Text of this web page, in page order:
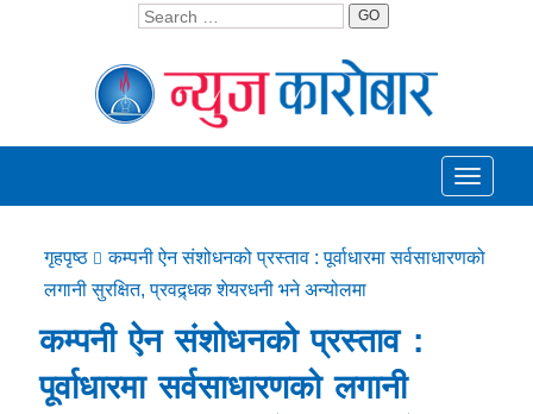
GO
Toggle
गृहपृष्ठ
कम्पनी ऐन संशोधनको प्रस्ताव : पूर्वाधारमा सर्वसाधारणको
लगानी सुरक्षित, प्रवद्र्धक शेयरधनी भने अन्योलमा
कम्पनी ऐन संशोधनको प्रस्ताव :
पूर्वाधारमा सर्वसाधारणको लगानी